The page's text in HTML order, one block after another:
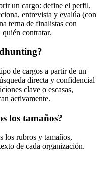
un cargo: define el perfil,
entrevista y evalúa (con
terna de finalistas con
quién contratar.
de cargos a partir de un
directa y confidencial
clave o escasas,
activamente.
los tamaños?
los rubros y tamaños,
de cada organización.